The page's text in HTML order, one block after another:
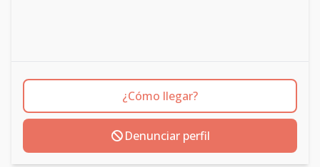
¿Cómo llegar?
Denunciar perfil